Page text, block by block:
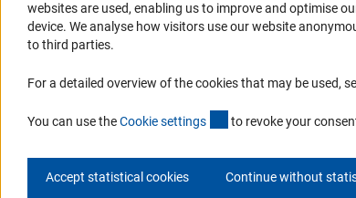
Представительство
Представительство DFG в России/СНГ
История Представительства 2003 - 2022
Профиль DFG
websites are used, enabling us to improve and optimise
device. We analyse how visitors use our website
to third parties.
For a detailed overview of the cookies that may be used,
You can use theCookie settings (externer Link)
to revoke your
Accept statistical cookies Continue without